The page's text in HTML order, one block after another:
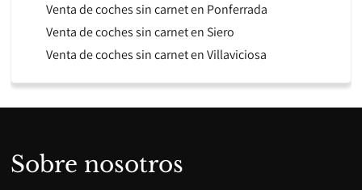
Venta de coches sin carnet en Ponferrada
Venta de coches sin carnet en Siero
Venta de coches sin carnet en Villaviciosa
Sobre nosotros